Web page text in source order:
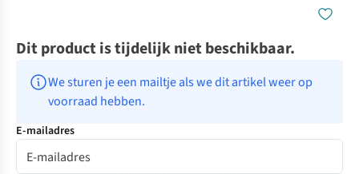
Dit product is tijdelijk niet beschikbaar.
We sturen je een mailtje als we dit artikel weer op
voorraad hebben.
E-mailadres